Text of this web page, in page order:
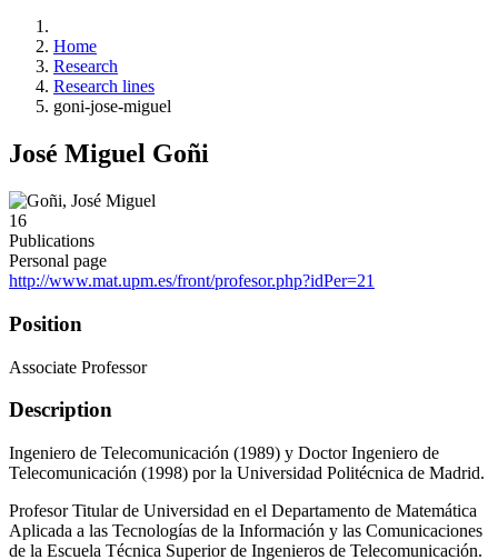
Home
Research
Research lines
goni-jose-miguel
José Miguel Goñi
16
Publications
Personal page
http://www.mat.upm.es/front/profesor.php?idPer=21
Position
Associate Professor
Description
Ingeniero de Telecomunicación (1989) y Doctor Ingeniero de
Telecomunicación (1998) por la Universidad Politécnica de Madrid.
Profesor Titular de Universidad en el Departamento de Matemática
Aplicada a las Tecnologías de la Información y las Comunicaciones
de la Escuela Técnica Superior de Ingenieros de Telecomunicación.